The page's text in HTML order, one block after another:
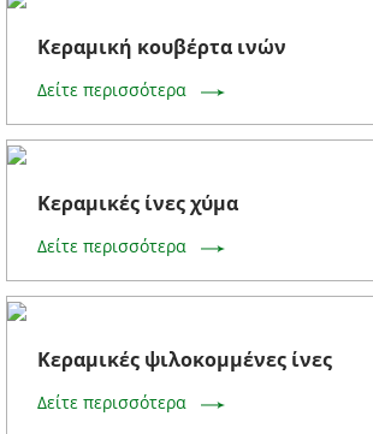
Κεραμική κουβέρτα ινών
Δείτε περισσότερα
Κεραμικές ίνες χύμα
Δείτε περισσότερα
Κεραμικές ψιλοκομμένες ίνες
Δείτε περισσότερα